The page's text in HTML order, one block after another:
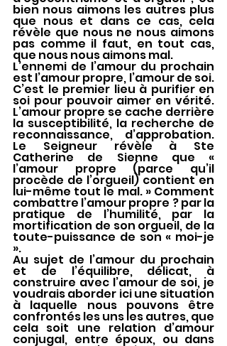
bien nous aimons les autres plus
que nous et dans ce cas, cela
révèle que nous ne nous aimons
pas comme il faut, en tout cas,
que nous nous aimons mal.
L’ennemi de l’amour du prochain
est l’amour propre, l’amour de soi.
C’est le premier lieu à purifier en
soi pour pouvoir aimer en vérité.
L’amour propre se cache derrière
la susceptibilité, la recherche de
reconnaissance, d’approbation.
Le Seigneur révèle à Ste
Catherine de Sienne que «
l’amour propre (parce qu’il
procède de l’orgueil) contient en
lui-même tout le mal. » Comment
combattre l’amour propre ? par la
pratique de l’humilité, par la
mortification de son orgueil, de la
toute-puissance de son « moi-je
».
Au sujet de l’amour du prochain
et de l’équilibre, délicat, à
construire avec l’amour de soi, je
voudrais aborder ici une situation
à laquelle nous pouvons être
confrontés les uns les autres, que
cela soit une relation d’amour
conjugal, entre époux, ou dans